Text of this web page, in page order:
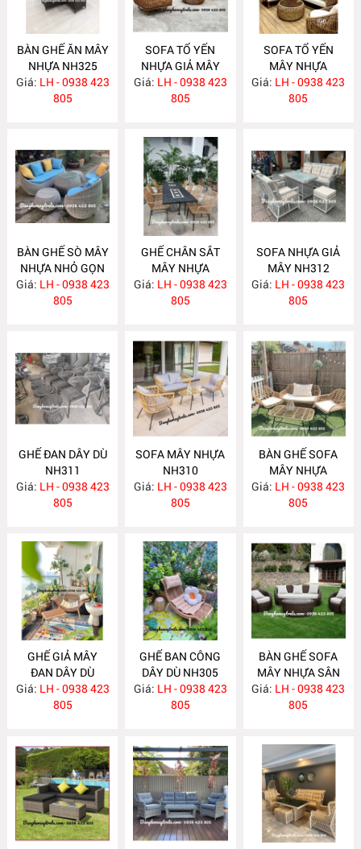
BÀN GHẾ ĂN MÂY
NHỰA NH325
Giá: LH - 0938 423
805
SOFA TỔ YẾN
NHỰA GIẢ MÂY
NH321
Giá: LH - 0938 423
805
SOFA TỔ YẾN
MÂY NHỰA
NH315
Giá: LH - 0938 423
805
BÀN GHẾ SÒ MÂY
NHỰA NHỎ GỌN
NH314
Giá: LH - 0938 423
805
GHẾ CHÂN SẮT
MÂY NHỰA
NH313
Giá: LH - 0938 423
805
SOFA NHỰA GIẢ
MÂY NH312
Giá: LH - 0938 423
805
GHẾ ĐAN DÂY DÙ
NH311
Giá: LH - 0938 423
805
SOFA MÂY NHỰA
NH310
Giá: LH - 0938 423
805
BÀN GHẾ SOFA
MÂY NHỰA
NH309
Giá: LH - 0938 423
805
GHẾ GIẢ MÂY
ĐAN DÂY DÙ
NH306
Giá: LH - 0938 423
805
GHẾ BAN CÔNG
DÂY DÙ NH305
Giá: LH - 0938 423
805
BÀN GHẾ SOFA
MÂY NHỰA SÂN
VƯỜN NH304
Giá: LH - 0938 423
805